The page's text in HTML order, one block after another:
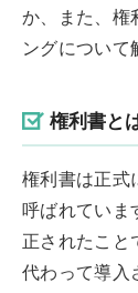
か、また、権
ングについて
権利書と
権利書は正式
呼ばれていま
正されたこと
代わって導入